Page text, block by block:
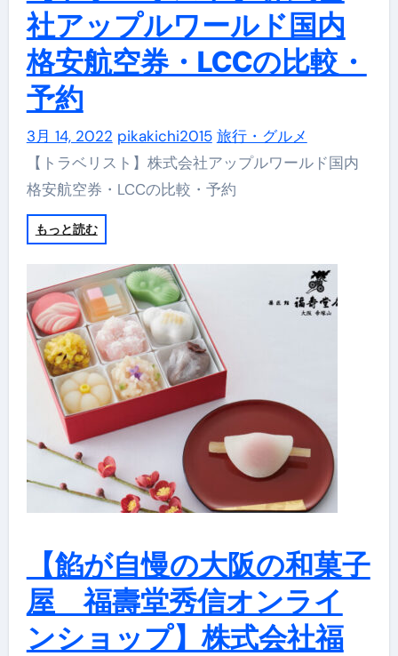
社アップルワールド国内
格安航空券・LCCの比較・
予約
3月 14, 2022 pikakichi2015 旅行・グルメ
【トラベリスト】株式会社アップルワールド国内
格安航空券・LCCの比較・予約
もっと読む
【餡が自慢の大阪の和菓子
屋 福壽堂秀信オンライ
ンショップ】株式会社福